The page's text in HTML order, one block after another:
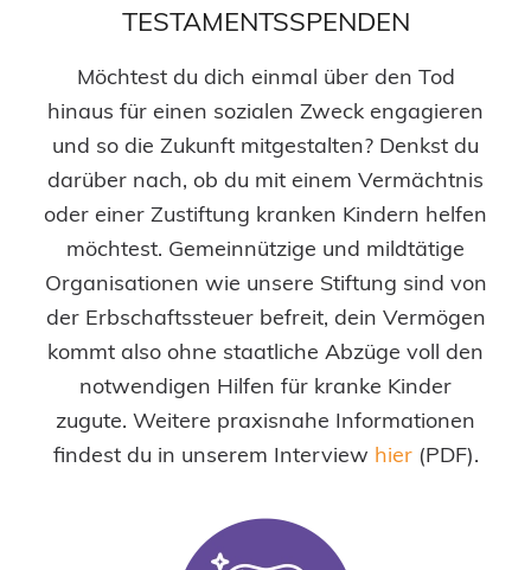
TESTAMENTSSPENDEN
Möchtest du dich einmal über den Tod
hinaus für einen sozialen Zweck engagieren
und so die Zukunft mitgestalten? Denkst du
darüber nach, ob du mit einem Vermächtnis
oder einer Zustiftung kranken Kindern helfen
möchtest. Gemeinnützige und mildtätige
Organisationen wie unsere Stiftung sind von
der Erbschaftssteuer befreit, dein Vermögen
kommt also ohne staatliche Abzüge voll den
notwendigen Hilfen für kranke Kinder
zugute. Weitere praxisnahe Informationen
findest du in unserem Interview hier (PDF).